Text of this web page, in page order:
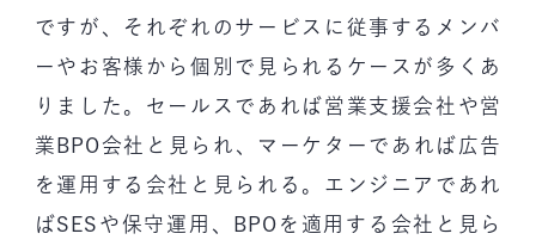
ですが、それぞれのサービスに従事するメンバ
ーやお客様から個別で見られるケースが多くあ
りました。セールスであれば営業支援会社や営
業BPO会社と見られ、マーケターであれば広告
を運用する会社と見られる。エンジニアであれ
ばSESや保守運用、BPOを適用する会社と見ら